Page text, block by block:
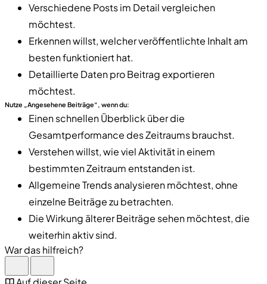
Verschiedene Posts im Detail vergleichen
möchtest.
Erkennen willst, welcher veröffentlichte Inhalt am
besten funktioniert hat.
Detaillierte Daten pro Beitrag exportieren
möchtest.
Nutze „Angesehene Beiträge“, wenn du:
Einen schnellen Überblick über die
Gesamtperformance des Zeitraums brauchst.
Verstehen willst, wie viel Aktivität in einem
bestimmten Zeitraum entstanden ist.
Allgemeine Trends analysieren möchtest, ohne
einzelne Beiträge zu betrachten.
Die Wirkung älterer Beiträge sehen möchtest, die
weiterhin aktiv sind.
War das hilfreich?